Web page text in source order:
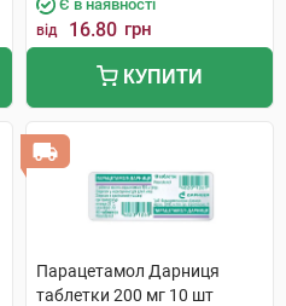
Є в наявності
від 16.80 грн
КУПИТИ
Парацетамол Дарниця
таблетки 200 мг 10 шт